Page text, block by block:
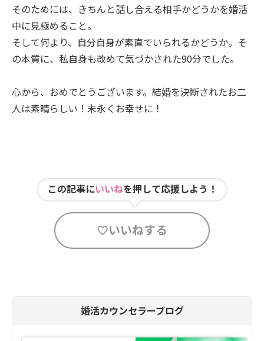
そのためには、きちんと話し合える相手かどうかを婚活
中に見極めること。
そして何より、自分自身が素直でいられるかどうか。そ
の本質に、私自身も改めて気づかされた90分でした。
心から、おめでとうございます。結婚を決断されたお二
人は素晴らしい！末永くお幸せに！
この記事にいいねを押して応援しよう！
いいねする
婚活カウンセラーブログ